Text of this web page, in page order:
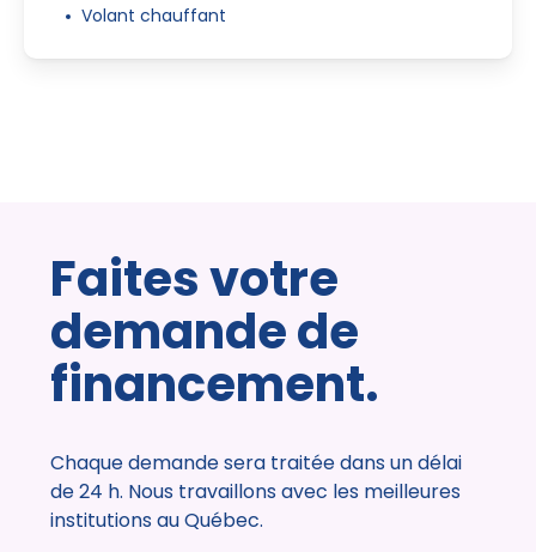
Volant chauffant
Faites votre
demande de
financement.
Chaque demande sera traitée dans un délai
de 24 h. Nous travaillons avec les meilleures
institutions au Québec.